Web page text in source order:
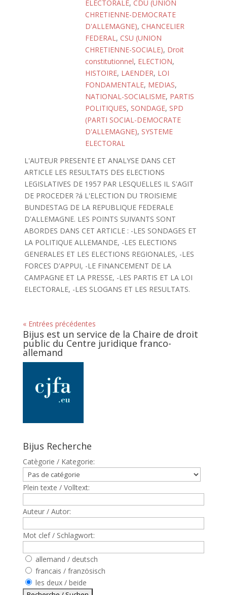
ELECTORALE, CDU (UNION
CHRETIENNE-DEMOCRATE
D'ALLEMAGNE), CHANCELIER
FEDERAL, CSU (UNION
CHRETIENNE-SOCIALE), Droit
constitutionnel, ELECTION,
HISTOIRE, LAENDER, LOI
FONDAMENTALE, MEDIAS,
NATIONAL-SOCIALISME, PARTIS
POLITIQUES, SONDAGE, SPD
(PARTI SOCIAL-DEMOCRATE
D'ALLEMAGNE), SYSTEME
ELECTORAL
L'AUTEUR PRESENTE ET ANALYSE DANS CET
ARTICLE LES RESULTATS DES ELECTIONS
LEGISLATIVES DE 1957 PAR LESQUELLES IL S'AGIT
DE PROCEDER ?á L'ELECTION DU TROISIEME
BUNDESTAG DE LA REPUBLIQUE FEDERALE
D'ALLEMAGNE. LES POINTS SUIVANTS SONT
ABORDES DANS CET ARTICLE : -LES SONDAGES ET
LA POLITIQUE ALLEMANDE, -LES ELECTIONS
GENERALES ET LES ELECTIONS REGIONALES, -LES
FORCES D'APPUI, -LE FINANCEMENT DE LA
CAMPAGNE ET LA PRESSE, -LES PARTIS ET LA LOI
ELECTORALE, -LES SLOGANS ET LES RESULTATS.
« Entrées précédentes
Bijus est un service de la Chaire de droit
public du Centre juridique franco-
allemand
Bijus Recherche
Catègorie / Kategorie:
Plein texte / Volltext:
Auteur / Autor:
Mot clef / Schlagwort:
allemand / deutsch
francais / französisch
les deux / beide